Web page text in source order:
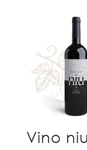
Vino niu